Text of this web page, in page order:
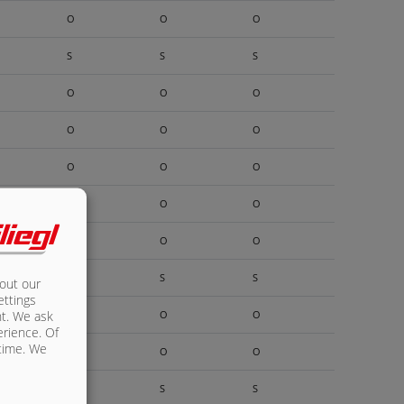
O O O
S S S
O O O
O O O
O O O
O O
O O
S S
O O
O O
S S
our
We ask
Of
We